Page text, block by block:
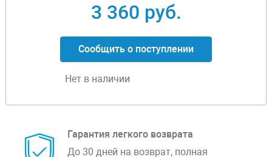
3 360 руб.
Сообщить о поступлении
Нет в наличии
Гарантия легкого возврата
До 30 дней на возврат, полная